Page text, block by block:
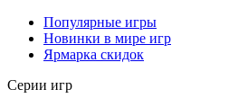
Популярные игры
Новинки в мире игр
Ярмарка скидок
Серии игр